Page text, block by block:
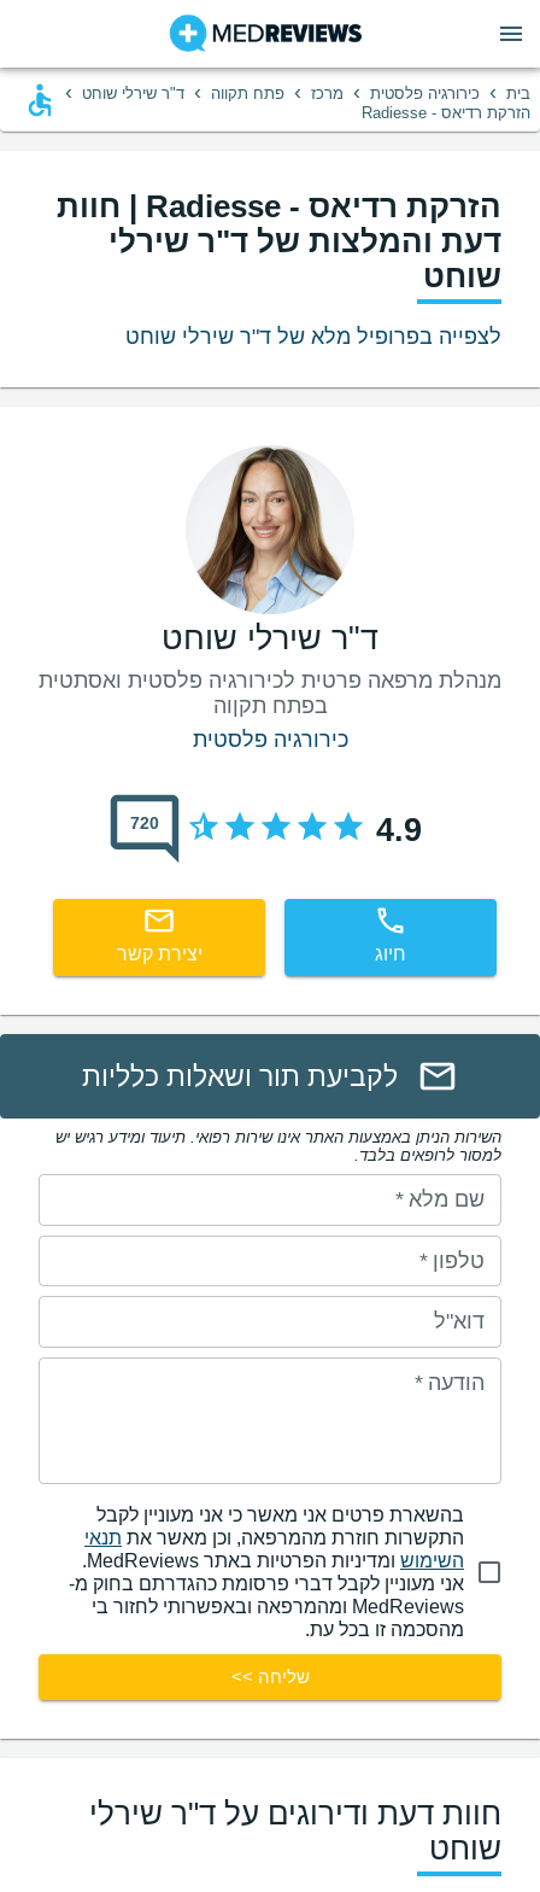
בית › כירורגיה פלסטית › מרכז › פתח תקווה › ד"ר שירלי שוחט ›
הזרקת רדיאס - Radiesse
הזרקת רדיאס - Radiesse | חוות
דעת והמלצות של ד"ר שירלי
שוחט
לצפייה בפרופיל מלא של ד"ר שירלי שוחט
ד"ר שירלי שוחט
מנהלת מרפאה פרטית לכירורגיה פלסטית ואסתטית
בפתח תקןוה
כירורגיה פלסטית
4.9
720
חיוג יצירת קשר
לקביעת תור ושאלות כלליות
השירות הניתן באמצעות האתר אינו שירות רפואי. תיעוד ומידע רגיש יש
למסור לרופאים בלבד.
שם מלא *
טלפון *
דוא"ל
הודעה *
בהשארת פרטים אני מאשר כי אני מעוניין לקבל
התקשרות חוזרת מהמרפאה, וכן מאשר את תנאי
השימוש
ומדיניות הפרטיות באתר MedReviews.
אני מעוניין לקבל דברי פרסומת כהגדרתם בחוק מ-
MedReviews ומהמרפאה ובאפשרותי לחזור בי
מהסכמה זו בכל עת.
שליחה >>
חוות דעת ודירוגים על ד"ר שירלי
שוחט